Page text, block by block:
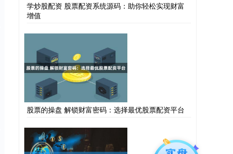
学炒股配资 股票配资系统源码：助你轻松实现财富
增值
股票的操盘 解锁财富密码：选择最优股票配资平台